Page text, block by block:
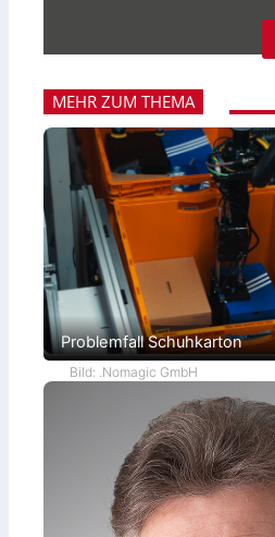
MEHR ZUM THEMA
Problemfall Schuhkarton
Bild: .Nomagic GmbH